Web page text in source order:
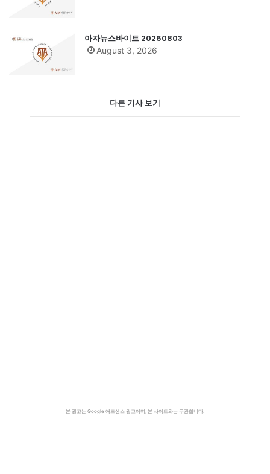
아자뉴스바이트 20260803
August 3, 2026
다른 기사 보기
본 광고는 Google 애드센스 광고이며, 본 사이트와는 무관합니다.